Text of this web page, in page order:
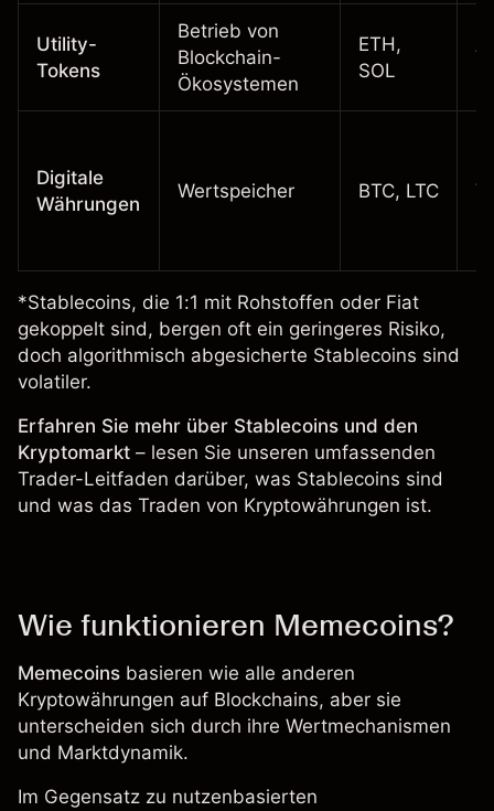
Utility-
Tokens
Betrieb von
Blockchain-
Ökosystemen
ETH,
SOL
Digitale
Währungen
Wertspeicher BTC, LTC
*Stablecoins, die 1:1 mit Rohstoffen oder Fiat
gekoppelt sind, bergen oft ein geringeres Risiko,
doch algorithmisch abgesicherte Stablecoins sind
volatiler.
Erfahren Sie mehr über Stablecoins und den
Kryptomarkt – lesen Sie unseren umfassenden
Trader-Leitfaden darüber, was Stablecoins sind
und was das Traden von Kryptowährungen ist.
Wie funktionieren Memecoins?
Memecoins basieren wie alle anderen
Kryptowährungen auf Blockchains, aber sie
unterscheiden sich durch ihre Wertmechanismen
und Marktdynamik.
Im Gegensatz zu nutzenbasierten